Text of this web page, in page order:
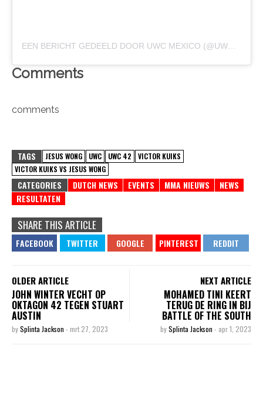
Comments
comments
TAGS JESUS WONG UWC UWC 42
VICTOR KUIKS
VICTOR KUIKS VS JESUS WONG
CATEGORIES DUTCH NEWS EVENTS MMA NIEUWS
NEWS
RESULTATEN
SHARE THIS ARTICLE
OLDER ARTICLE
JOHN WINTER VECHT OP
OKTAGON 42 TEGEN STUART
AUSTIN
bySplinta Jackson - mrt 27, 2023
NEXT ARTICLE
MOHAMED TINI KEERT
TERUG DE RING IN BIJ
BATTLE OF THE SOUTH
bySplinta Jackson - apr 1, 2023